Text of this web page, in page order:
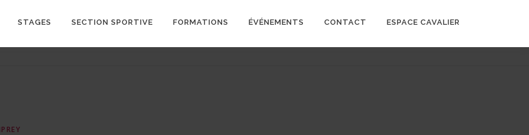
STAGES SECTION SPORTIVE FORMATIONS ÉVÉNEMENTS CONTACT ESPACE CAVALIER